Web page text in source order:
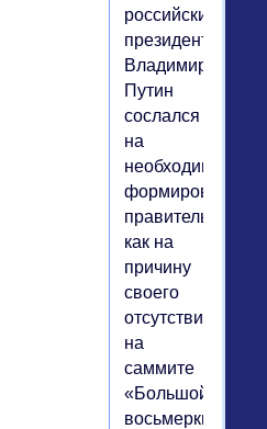
российский
президент
Владимир
Путин
сослался
на
необходимость
формировать
правительство
как на
причину
своего
отсутствия
на
саммите
«Большой
восьмерки»,